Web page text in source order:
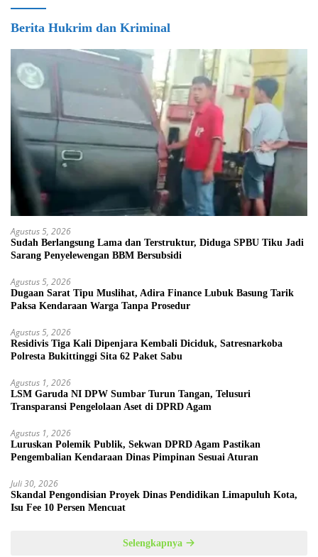
Berita Hukrim dan Kriminal
Agustus 5, 2026
Sudah Berlangsung Lama dan Terstruktur, Diduga SPBU Tiku Jadi
Sarang Penyelewengan BBM Bersubsidi
Agustus 5, 2026
Dugaan Sarat Tipu Muslihat, Adira Finance Lubuk Basung Tarik
Paksa Kendaraan Warga Tanpa Prosedur
Agustus 5, 2026
Residivis Tiga Kali Dipenjara Kembali Diciduk, Satresnarkoba
Polresta Bukittinggi Sita 62 Paket Sabu
Agustus 1, 2026
LSM Garuda NI DPW Sumbar Turun Tangan, Telusuri
Transparansi Pengelolaan Aset di DPRD Agam
Agustus 1, 2026
Luruskan Polemik Publik, Sekwan DPRD Agam Pastikan
Pengembalian Kendaraan Dinas Pimpinan Sesuai Aturan
Juli 30, 2026
Skandal Pengondisian Proyek Dinas Pendidikan Limapuluh Kota,
Isu Fee 10 Persen Mencuat
Selengkapnya